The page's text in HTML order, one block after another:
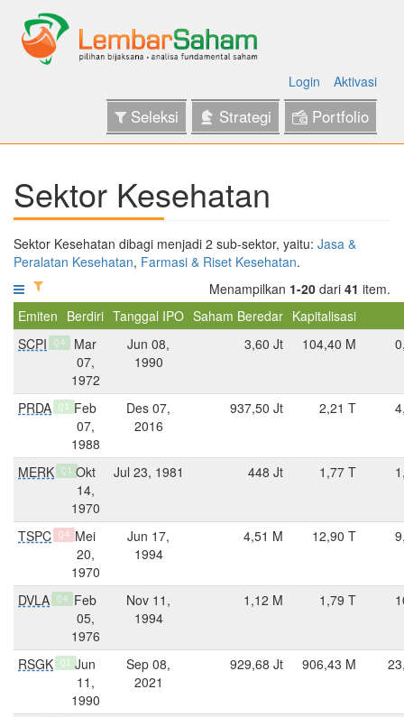
Login Aktivasi
Seleksi Strategi Portfolio
Sektor Kesehatan
Sektor Kesehatan dibagi menjadi 2 sub-sektor, yaitu: Jasa &
Peralatan Kesehatan, Farmasi & Riset Kesehatan.
Menampilkan 1-20 dari 41 item.
Emiten Berdiri Tanggal IPO Saham Beredar Kapitalisasi
SCPI
Q4
Mar
07,
1972
Jun 08,
1990
3,60 Jt 104,40 M
PRDA Q1
Feb
07,
1988
Des 07,
2016
937,50 Jt 2,21 T
MERK Q1 Okt
14,
1970
Jul 23, 1981 448 Jt 1,77 T
TSPC Q4
Mei
20,
1970
Jun 17,
1994
4,51 M 12,90 T
DVLA Q4
Feb
05,
1976
Nov 11,
1994
1,12 M 1,79 T
RSGK Q1 Jun
11,
1990
Sep 08,
2021
929,68 Jt 906,43 M